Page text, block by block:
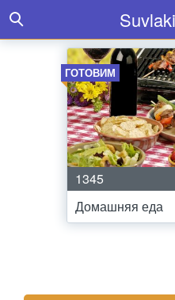
ГОТОВИМ
1345
Домашняя еда